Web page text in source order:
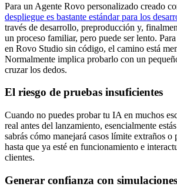
Para un Agente Rovo personalizado creado
despliegue es bastante estándar para los
través de desarrollo, preproducción y,
un proceso familiar, pero puede ser lento.
en Rovo Studio sin código, el camino está
Normalmente implica probarlo con un
cruzar los dedos.
El riesgo de pruebas insuficientes
Cuando no puedes probar tu IA en muchos
real antes del lanzamiento, esencialmente
sabrás cómo manejará casos límite extraños o
hasta que ya esté en funcionamiento e
clientes.
Generar confianza con